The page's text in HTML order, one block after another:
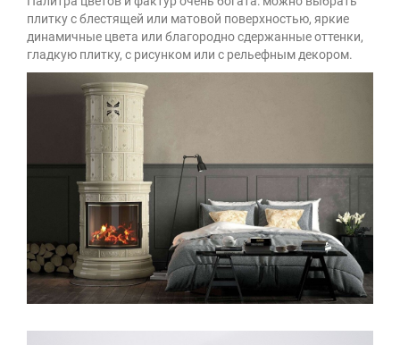
плитку с блестящей или матовой поверхностью, яркие
динамичные цвета или благородно сдержанные оттенки,
гладкую плитку, с рисунком или с рельефным декором.